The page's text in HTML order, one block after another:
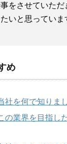
をさせていただ
いと思っていま
め
社を何で知りま
の業界を目指し